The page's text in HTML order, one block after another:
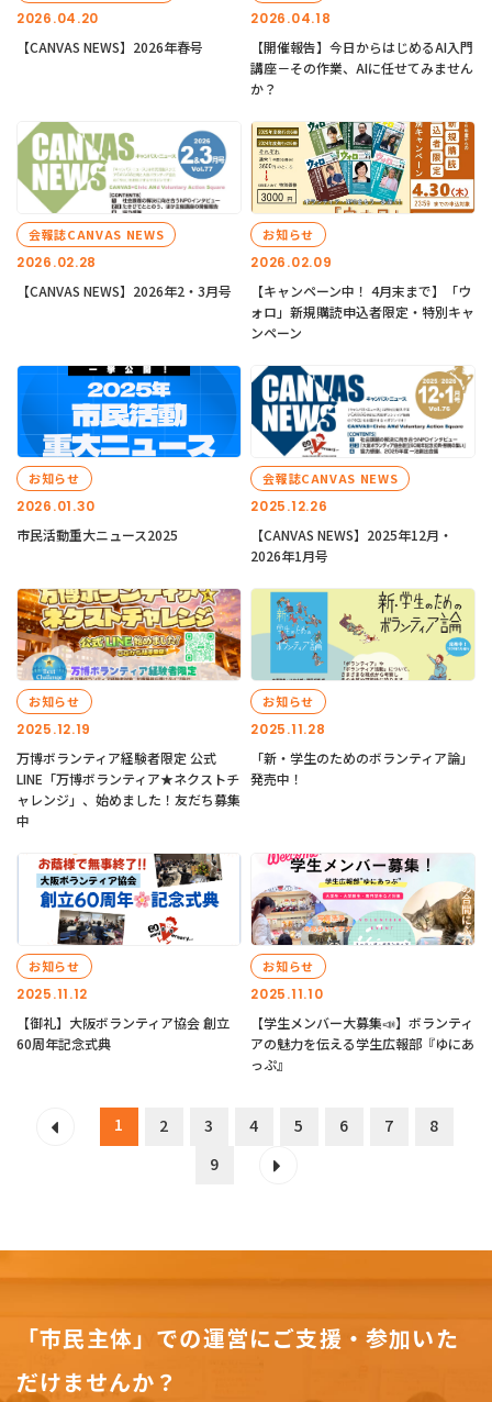
2026.04.20
【CANVAS NEWS】2026年春号
2026.04.18
【開催報告】今日からはじめるAI入門
講座－その作業、AIに任せてみません
か？
2026.02.28
会報誌CANVAS NEWS
【CANVAS NEWS】2026年2・3月号
2026.02.09
お知らせ
【キャンペーン中！ 4月末まで】「ウ
ォロ」新規購読申込者限定・特別キャ
ンペーン
2026.01.30
お知らせ
市民活動重大ニュース2025
2025.12.26
会報誌CANVAS NEWS
【CANVAS NEWS】2025年12月・
2026年1月号
2025.12.19
お知らせ
万博ボランティア経験者限定 公式
LINE「万博ボランティア★ネクストチ
ャレンジ」、始めました！友だち募集
中
2025.11.28
お知らせ
「新・学生のためのボランティア論」
発売中！
2025.11.12
お知らせ
【御礼】大阪ボランティア協会 創立
60周年記念式典
2025.11.10
お知らせ
【学生メンバー大募集📣】ボランティ
アの魅力を伝える学生広報部『ゆにあ
っぷ』
1 2 3 4 5 6 7
8
9
「市民主体」での運営にご支援・参加いた
だけませんか？